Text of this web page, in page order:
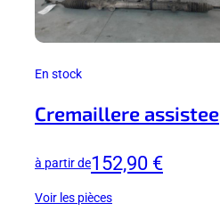
En stock
Cremaillere assistee
à partir de152,90 €
Voir les pièces